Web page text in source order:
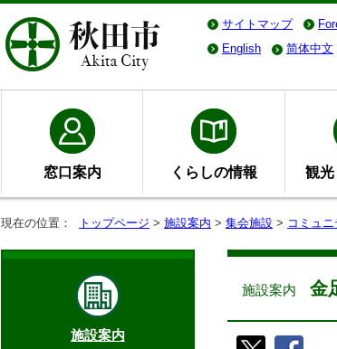
サイトマップ
English
简体中文
窓口案内 くらしの情報 観光
現在の位置： トップページ > 施設案内 > 集会施設 > コミュ
施設案内 金
施設案内